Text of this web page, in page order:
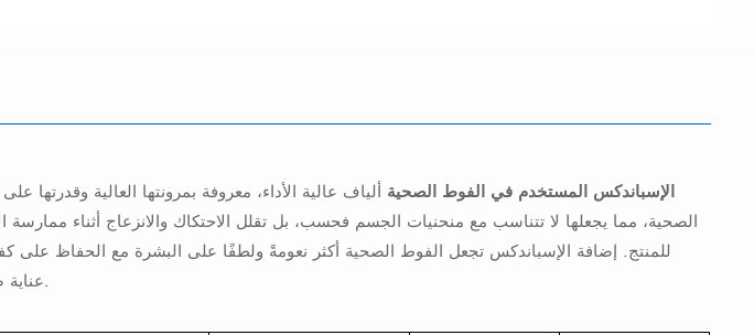
الإسباندكس المستخدم في الفوط الصحية ألياف عالية الأداء، معروفة بمرونتها العالية
الصحية، مما يجعلها لا تتناسب مع منحنيات الجسم فحسب، بل تقلل الاحتكاك والانزعاج أثناء ممارسة
للمنتج. إضافة الإسباندكس تجعل الفوط الصحية أكثر نعومةً ولطفًا على البشرة مع الحفاظ على
عناية صحية أكثر حميمية وراحة خلال فترة الحيض.